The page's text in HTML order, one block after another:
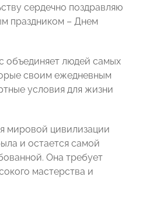
сердечно поздравляю
праздником – Днем
объединяет людей самых
своим ежедневным
условия для жизни
мировой цивилизации
и остается самой
Она требует
мастерства и